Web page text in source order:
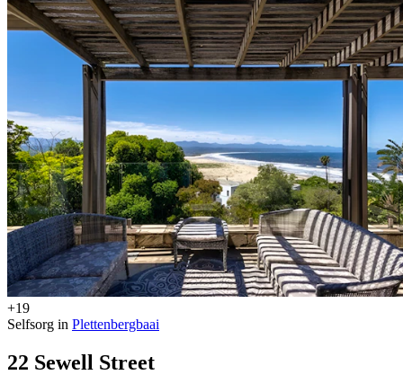
+19
Selfsorg in Plettenbergbaai
22 Sewell Street